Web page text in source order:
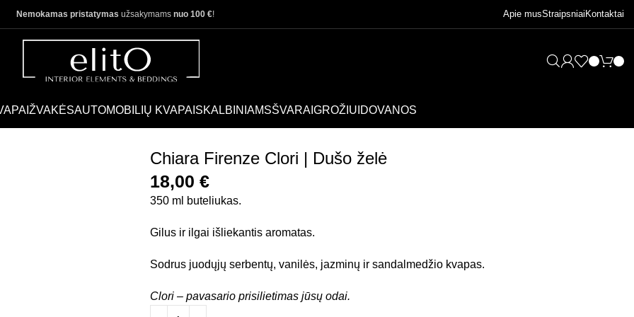
Nemokamas pristatymas užsakymams nuo 100 €! Apie musStraipsniai Kontaktai
ŽVAKĖSAUTOMOBILIŲ KVAPAI SKALBINIAMSŠVARAI GROŽIUI DOVANOS
Chiara Firenze Clori | Dušo želė
18,00 €
350 ml buteliukas.
Gilus ir ilgai išliekantis aromatas.
Sodrus juodųjų serbentų, vanilės, jazminų ir sandalmedžio kvapas.
Clori – pavasario prisilietimas jūsų odai.